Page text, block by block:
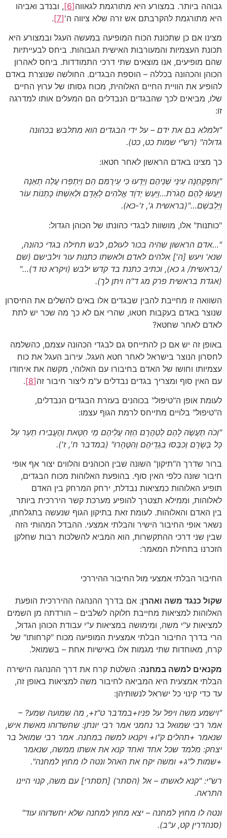
גבוהה ביותר. במצורע היא מתורגמת לגאווה[6]
, ובנדב ואביהו
היא מתורגמת להקרבתם אש זרה שלא ציווה ה'[7]
.
מצינו אם כן שתכונת הכוח המופיעה במעשה העגל ובמצורע היא
תכונת העצמיות והמעורבות האישית הגבוהות. ביחס לבעייתיות
שהם מופיעים, אנו מוצאים שתי דרכי התמודדות. ביחס לאהרון
הכוהן והכהונה בכללה – הוספת הבגדים. החולשה שנוצרת באדם
להופיע את הוויית החיים האלוהית, מכוח גסותו של ערוץ החיים
שלו, מביאים לכך שהבגדים הנבדלים הם המעלים אותו למדרגה
זו:
"ולמלא בם את ידם – על ידי הבגדים הוא מתלבש בכהונה
גדולה" (רש"י שמות כט, כט).
כך מצינו באדם הראשון לאחר חטאו:
"וַתִּפָּקַחְנָה עֵינֵי שְׁנֵיהֶם וַיֵּדְעוּ כִּי עֵירֻמִּם הֵם וַיִּתְפְּרוּ עֲלֵה תְאֵנָה
וַיַּעֲשׂוּ לָהֶם חֲגֹרֹת…וַיַּעַשׂ יְדֹוָד אֱלֹהִים לְאָדָם וּלְאִשְׁתּוֹ כָּתְנוֹת עוֹר
וַיַּלְבִּשֵׁם…"(בראשית ג', ז'-כא).
"כותנות" אלו, מושוות לבגדי כהונתו של הכוהן הגדול:
"…אדם הראשון שהיה בכור לעולם, לבש תחילה בגדי כהונה,
שנא' ויעש [ה'] אלהים לאדם ולאשתו כתנות עור וילבישם (שם
/בראשית/ ג כא), וכתיב כתנת בד קדש ילבש (ויקרא טז ד)…"
(אגדת בראשית פרק מג ד"ה ויתן לך).
השוואה זו מחייבת להבין שבגדים אלו באים להשלים את החיסרון
שנוצר באדם בעקבות חטאו, שהרי אם לא כך מה שכר יש לתת
לאדם לאחר שחטא?
באופן זה יש אם כן להתייחס גם לבגדי הכהונה עצמם, כהשלמה
לחסרון הנוצר בישראל לאחר חטא העגל. עירוב העגל את כוח
עצמיותו וחושו של האדם בחיבורו עם האלוהי, מקשה את איחודו
עם האין סוף ומצריך בגדים נבדלים ע"מ ליצור חיבור זה[8]
.
לעומת אופן ה"טיפול" בכוהנים בעזרת הבגדים הנבדלים,
ה"טיפול" בלויים מתייחס לרמת הגוף עצמו:
"וְכֹה תַעֲשֶׂה לָהֶם לְטַהֲרָם הַזֵּה עֲלֵיהֶם מֵי חַטָּאת וְהֶעֱבִירוּ תַעַר עַל
כָּל בְּשָׂרָם וְכִבְּסוּ בִגְדֵיהֶם וְהִטֶּהָרוּ" (במדבר ח', ז').
ברור שדרך ה"תיקון" השונה שבין הכוהנים והלווים יצור אף אופי
חיבור שונה כלפי האין סוף. בהופעת האלוהות מכוח הבגדים,
תופיע האלוהות כמציאות נבדלת, ירחק המרחק בין האדם
לאלוהות, וממילא תצטרך להופיע מערכת קשר היררכית ביותר
בין האדם והאלוהות. לעומת זאת בתיקון הגוף שנעשה בתגלחתו,
נשאר אופי החיבור הישיר והבלתי אמצעי. ההבדל המהותי הזה
שבין שני דרכי ההתקשרות, הוא המביא להשלכות רבות שחלקן
הזכרנו בתחילת המאמר:
החיבור הבלתי אמצעי מול החיבור ההיררכי
שקול כנגד משה ואהרן: אם בדרך ההנהגה ההיררכית הופעת
האלוהות למציאות מחייבת חלוקה לשלבים – הורדתה מן השמים
למציאות ע"י משה, ומימושה במציאות ע"י עבודת הכוהן הגדול,
הרי בדרך החיבור הבלתי אמצעית המופיעה מכוח "קרחותו" של
קרח, מאוחדות שתי מגמות אלו באישיות אחת – בשמואל.
מקנאים למשה במחנה: השלטת קרח את דרך ההנהגה הישירה
הבלתי אמצעית היא המביאה לחיבור משה למציאות באופן זה,
עד כדי קינוי כל ישראל לנשותיהן:
"וישמע משה ויפל על פניו+במדבר ט"ז+, מה שמועה שמע? –
אמר רבי שמואל בר נחמני אמר רבי יונתן: שחשדוהו מאשת איש,
שנאמר +תהלים ק"ו+ ויקנאו למשה במחנה. אמר רבי שמואל בר
יצחק: מלמד שכל אחד ואחד קנא את אשתו ממשה, שנאמר
+שמות ל"ג+ ומשה יקח את האהל ונטה לו מחוץ למחנה".
רש"י: "קנא לאשתו – אל (הסתר) [תסתרי] עם משה, קנוי היינו
התראה.
ונטה לו מחוץ למחנה – יצא מחוץ למחנה שלא יחשדוהו עוד"
(סנהדרין קט, ע"ב).